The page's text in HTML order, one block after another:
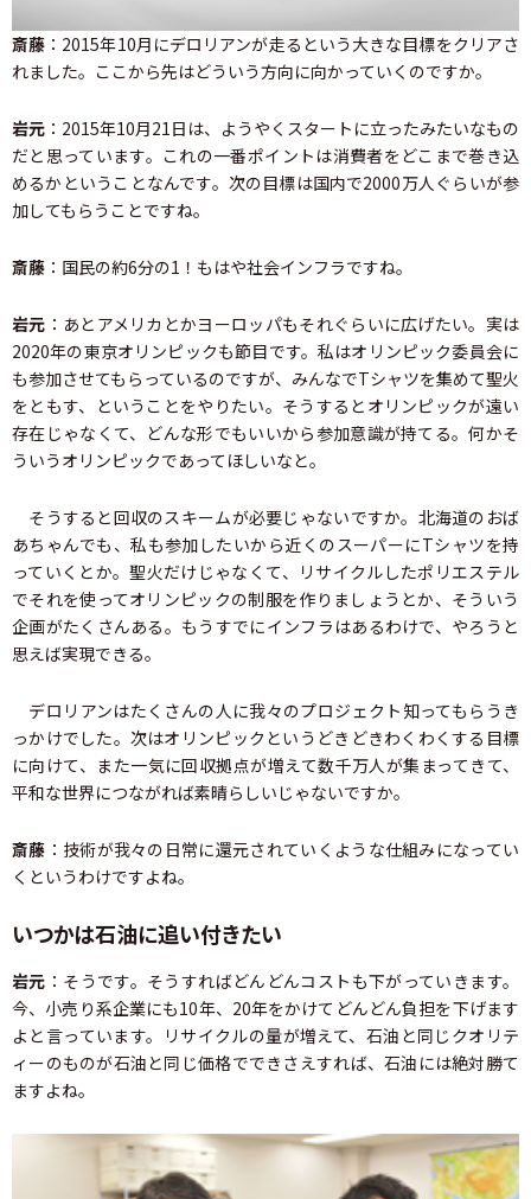
斎藤 ：2015年10月にデロリアンが走るという大きな目標をクリアさ
れました。ここから先はどういう方向に向かっていくのですか。
岩元 ：2015年10月21日は、ようやくスタートに立ったみたいなもの
だと思っています。これの一番ポイントは消費者をどこまで巻き込
めるかということなんです。次の目標は国内で2000万人ぐらいが参
加してもらうことですね。
斎藤 ：国民の約6分の1！もはや社会インフラですね。
岩元 ：あとアメリカとかヨーロッパもそれぐらいに広げたい。実は
2020年の東京オリンピックも節目です。私はオリンピック委員会に
も参加させてもらっているのですが、みんなでTシャツを集めて聖火
をともす、ということをやりたい。そうするとオリンピックが遠い
存在じゃなくて、どんな形でもいいから参加意識が持てる。何かそ
ういうオリンピックであってほしいなと。
そうすると回収のスキームが必要じゃないですか。北海道のおば
あちゃんでも、私も参加したいから近くのスーパーにTシャツを持
っていくとか。聖火だけじゃなくて、リサイクルしたポリエステル
でそれを使ってオリンピックの制服を作りましょうとか、そういう
企画がたくさんある。もうすでにインフラはあるわけで、やろうと
思えば実現できる。
デロリアンはたくさんの人に我々のプロジェクト知ってもらうき
っかけでした。次はオリンピックというどきどきわくわくする目標
に向けて、また一気に回収拠点が増えて数千万人が集まってきて、
平和な世界につながれば素晴らしいじゃないですか。
斎藤 ：技術が我々の日常に還元されていくような仕組みになってい
くというわけですよね。
いつかは石油に追い付きたい
岩元 ：そうです。そうすればどんどんコストも下がっていきます。
今、小売り系企業にも10年、20年をかけてどんどん負担を下げます
よと言っています。リサイクルの量が増えて、石油と同じクオリテ
ィーのものが石油と同じ価格でできさえすれば、石油には絶対勝て
ますよね。